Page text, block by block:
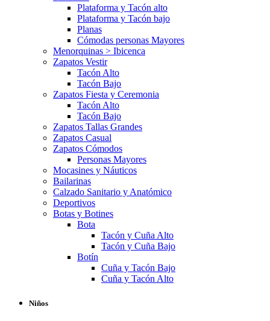
Plataforma y Tacón alto
Plataforma y Tacón bajo
Planas
Cómodas personas Mayores
Menorquinas > Ibicenca
Zapatos Vestir
Tacón Alto
Tacón Bajo
Zapatos Fiesta y Ceremonia
Tacón Alto
Tacón Bajo
Zapatos Tallas Grandes
Zapatos Casual
Zapatos Cómodos
Personas Mayores
Mocasines y Náuticos
Bailarinas
Calzado Sanitario y Anatómico
Deportivos
Botas y Botines
Bota
Tacón y Cuña Alto
Tacón y Cuña Bajo
Botín
Cuña y Tacón Bajo
Cuña y Tacón Alto
Niños